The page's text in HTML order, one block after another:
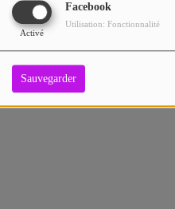
Facebook
Activé
Utilisation: Fonctionnalité
Sauvegarder